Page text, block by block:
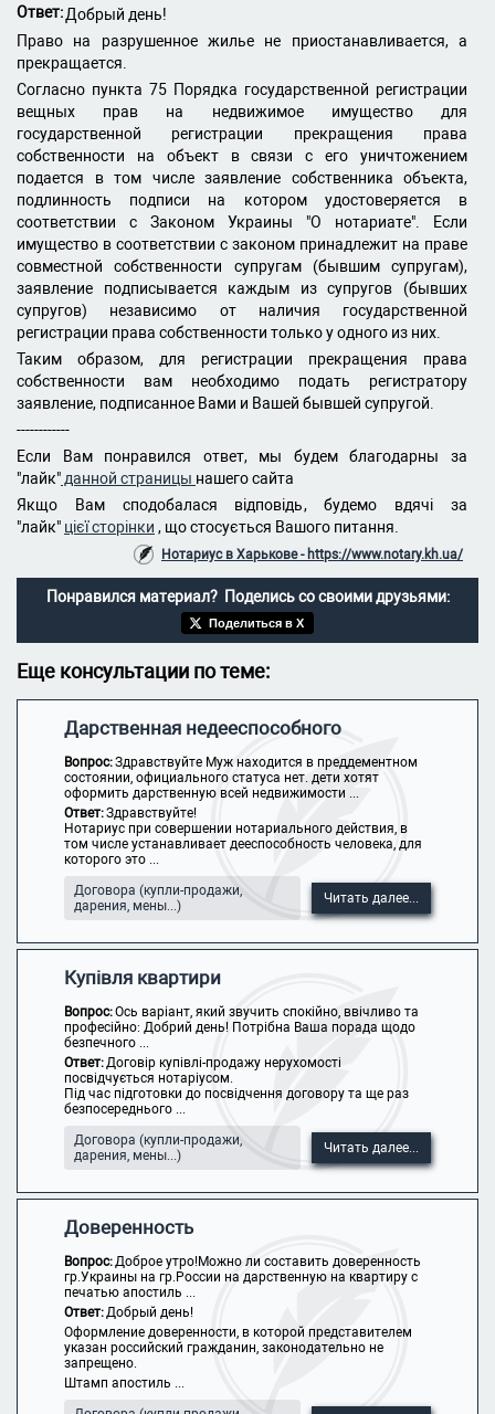
Ответ:Добрый день!
Право на разрушенное жилье не приостанавливается, а
прекращается.
Согласно пункта 75 Порядка государственной регистрации
вещных прав на недвижимое имущество для
государственной регистрации прекращения права
собственности на объект в связи с его уничтожением
подается в том числе заявление собственника объекта,
подлинность подписи на котором удостоверяется в
соответствии с Законом Украины "О нотариате". Если
имущество в соответствии с законом принадлежит на праве
совместной собственности супругам (бывшим супругам),
заявление подписывается каждым из супругов (бывших
супругов) независимо от наличия государственной
регистрации права собственности только у одного из них.
Таким образом, для регистрации прекращения права
собственности вам необходимо подать регистратору
заявление, подписанное Вами и Вашей бывшей супругой.
------------
Если Вам понравился ответ, мы будем благодарны за
"лайк" данной страницы нашего сайта
Якщо Вам сподобалася відповідь, будемо вдячі за
"лайк" цієї сторінки , що стосується Вашого питання.
Нотариус в Харькове - https://www.notary.kh.ua/
Понравился материал? Поделись со своими друзьями:
Поделиться в X
Еще консультации по теме:
Дарственная недееспособного
Вопрос:Здравствуйте Муж находится в преддементном
состоянии, официального статуса нет. дети хотят
оформить дарственную всей недвижимости ...
Ответ:Здравствуйте!
Нотариус при совершении нотариального действия, в
том числе устанавливает дееспособность человека, для
которого это ...
Договора (купли-продажи,
дарения, мены...)
Читать далее...
Купівля квартири
Вопрос:Ось варіант, який звучить спокійно, ввічливо та
професійно: Добрий день! Потрібна Ваша порада щодо
безпечного ...
Ответ:Договір купівлі-продажу нерухомості
посвідчується нотаріусом.
Під час підготовки до посвідчення договору та ще раз
безпосереднього ...
Договора (купли-продажи,
дарения, мены...)
Читать далее...
Доверенность
Вопрос:Доброе утро!Можно ли составить доверенность
гр.Украины на гр.России на дарственную на квартиру с
печатью апостиль ...
Ответ:Добрый день!
Оформление доверенности, в которой представителем
указан российский гражданин, законодательно не
запрещено.
Штамп апостиль ...